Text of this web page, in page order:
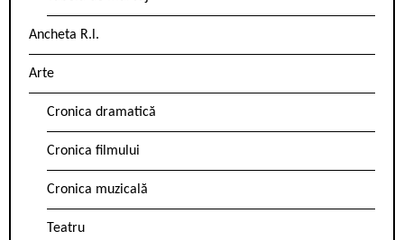
Ancheta R.l.
Arte
Cronica dramatică
Cronica filmului
Cronica muzicală
Teatru